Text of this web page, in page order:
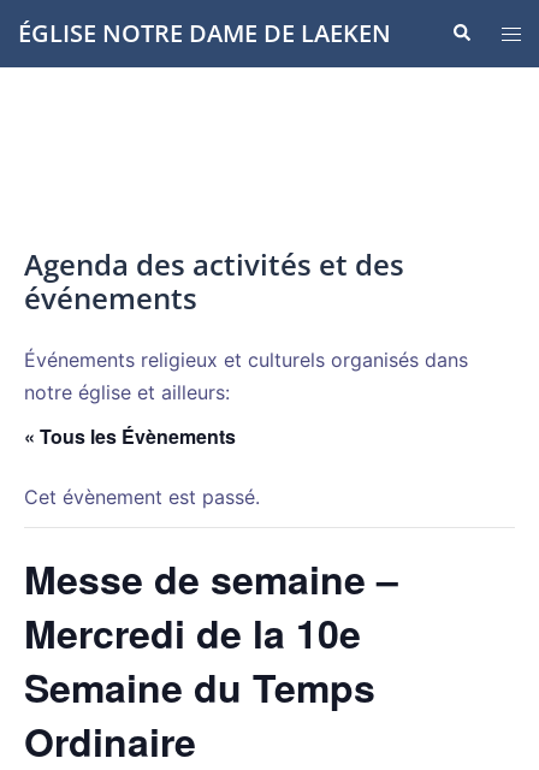
Aller
auÉGLISE NOTRE DAME DE LAEKEN
le
Agenda des activités et des
événements
Événements religieux et culturels organisés dans
notre église et ailleurs:
« Tous les Évènements
Cet évènement est passé.
Messe de semaine –
Mercredi de la 10e
Semaine du Temps
Ordinaire